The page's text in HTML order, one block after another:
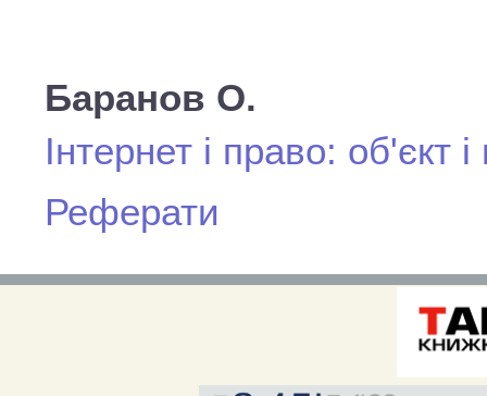
Баранов О.
Інтернет і право: об'єкт
Реферати